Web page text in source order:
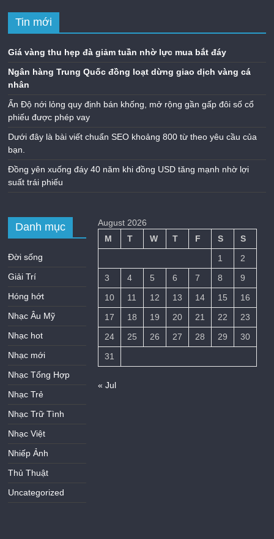
Tin mới
Giá vàng thu hẹp đà giảm tuần nhờ lực mua bắt đáy
Ngân hàng Trung Quốc đồng loạt dừng giao dịch vàng cá
nhân
Ấn Độ nới lỏng quy định bán khống, mở rộng gần gấp đôi số cổ
phiếu được phép vay
Dưới đây là bài viết chuẩn SEO khoảng 800 từ theo yêu cầu của
bạn.
Đồng yên xuống đáy 40 năm khi đồng USD tăng mạnh nhờ lợi
suất trái phiếu
Danh mục
Đời sống
Giải Trí
Hóng hớt
Nhạc Âu Mỹ
Nhạc hot
Nhạc mới
Nhạc Tổng Hợp
Nhạc Trẻ
Nhạc Trữ Tình
Nhạc Việt
Nhiếp Ảnh
Thủ Thuật
Uncategorized
August 2026
M
T W T F S
S
1
2
3
4 5 6 7 8
9
10
11 12 13 14 15
16
17
18 19 20 21 22
23
24
25 26 27 28 29
30
31
« Jul